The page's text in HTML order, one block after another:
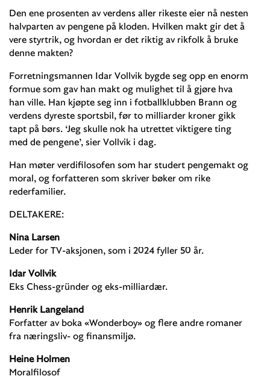
Den ene prosenten av verdens aller rikeste eier nå nesten
halvparten av pengene på kloden. Hvilken makt gir det å
vere styrtrik, og hvordan er det riktig av rikfolk å bruke
denne makten?
Forretningsmannen Idar Vollvik bygde seg opp en enorm
formue som gav han makt og mulighet til å gjøre hva
han ville. Han kjøpte seg inn i fotballklubben Brann og
verdens dyreste sportsbil, før to milliarder kroner gikk
tapt på børs. ‘Jeg skulle nok ha utrettet viktigere ting
med de pengene’, sier Vollvik i dag.
Han møter verdifilosofen som har studert pengemakt og
moral, og forfatteren som skriver bøker om rike
rederfamilier.
DELTAKERE:
Nina Larsen
Leder for TV-aksjonen, som i 2024 fyller 50 år.
Idar Vollvik
Eks Chess-gründer og eks-milliardær.
Henrik Langeland
Forfatter av boka «Wonderboy» og flere andre romaner
fra næringsliv- og finansmiljø.
Heine Holmen
Moralfilosof